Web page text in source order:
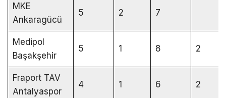
MKE
Ankaragücü
5 2 7
Medipol
Başakşehir
5 1 8 2
Fraport TAV
Antalyaspor
4 1 6 2